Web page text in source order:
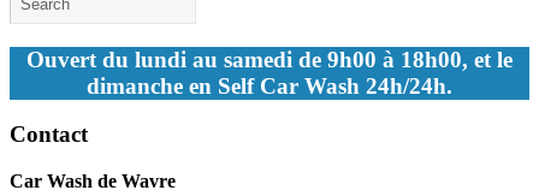
Ouvert du lundi au samedi de 9h00 à 18h00, et le
dimanche en Self Car Wash 24h/24h.
Contact
Car Wash de Wavre